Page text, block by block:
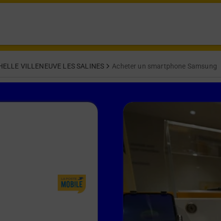
VILLENEUVE LES SALINES Acheter un smartphone Samsung